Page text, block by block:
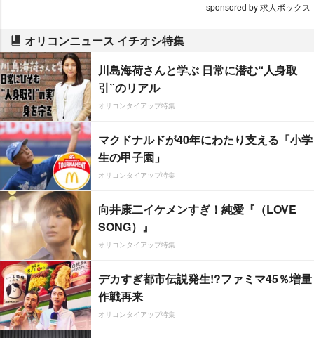
sponsored by 求人ボックス
オリコンニュース イチオシ特集
川島海荷さんと学ぶ 日常に潜む“人身取
引”のリアル
オリコンタイアップ特集
マクドナルドが40年にわたり支える「小学
生の甲子園」
オリコンタイアップ特集
向井康二イケメンすぎ！純愛『（LOVE
SONG）』
オリコンタイアップ特集
デカすぎ都市伝説発生!?ファミマ45％増量
作戦再来
オリコンタイアップ特集